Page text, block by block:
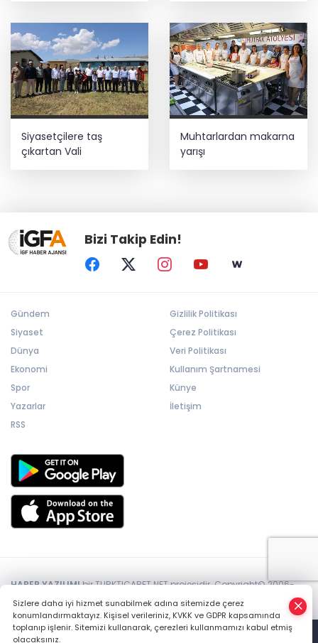
Siyasetçilere taş
çıkartan Vali
Muhtarlardan makarna
yarışı
Bizi Takip Edin!
Gündem
Siyaset
Dünya
Ekonomi
Spor
Yazarlar
RSS
Gizlilik Politikası
Çerez Politikası
Veri Politikası
Kullanım Şartnamesi
Künye
İletişim
HABER YAZILIMIbir TURKTICARET.NET projesidir. Copyright© 2006-
Sizlere daha iyi hizmet sunabilmek adına sitemizde çerez
konumlandırmaktayız. Kişisel verileriniz, KVKK ve GDPR kapsamında
toplanıp işlenir. Sitemizi kullanarak, çerezleri kullanmamızı kabul etmiş
olacaksınız.